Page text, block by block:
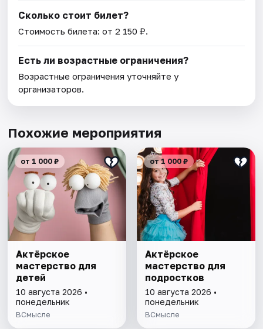
Сколько стоит билет?
Стоимость билета: от 2 150 ₽.
Есть ли возрастные ограничения?
Возрастные ограничения уточняйте у
организаторов.
Похожие мероприятия
от 1 000 ₽
Актёрское
мастерство для
детей
10 августа 2026 •
понедельник
ВСмысле
от 1 000 ₽
Актёрское
мастерство для
подростков
10 августа 2026 •
понедельник
ВСмысле